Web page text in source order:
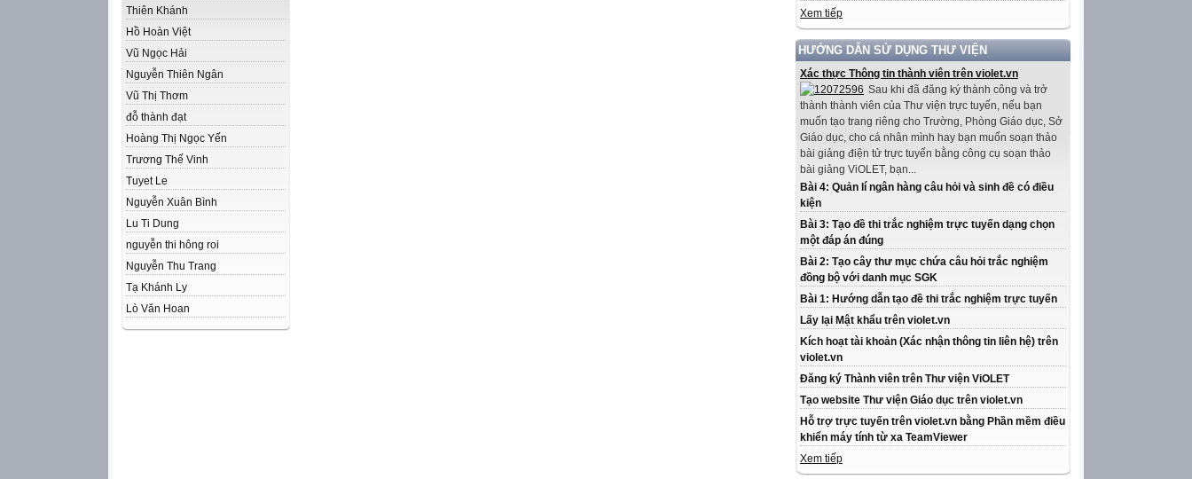
Thiên Khánh
Hồ Hoàn Việt
Vũ Ngọc Hải
Nguyễn Thiên Ngân
Vũ Thị Thơm
đỗ thành đạt
Hoàng Thị Ngọc Yến
Trương Thế Vinh
Tuyet Le
Nguyễn Xuân Bình
Lu Ti Dung
nguyễn thi hông roi
Nguyễn Thu Trang
Tạ Khánh Ly
Lò Văn Hoan
Xem tiếp
HƯỚNG DẪN SỬ DỤNG THƯ VIỆN
Xác thực Thông tin thành viên trên violet.vn
Sau khi đã đăng ký thành công và trở
thành thành viên của Thư viện trực tuyến, nếu bạn
muốn tạo trang riêng cho Trường, Phòng Giáo dục, Sở
Giáo dục, cho cá nhân mình hay bạn muốn soạn thảo
bài giảng điện tử trực tuyến bằng công cụ soạn thảo
bài giảng ViOLET, bạn...
Bài 4: Quản lí ngân hàng câu hỏi và sinh đề có điều
kiện
Bài 3: Tạo đề thi trắc nghiệm trực tuyến dạng chọn
một đáp án đúng
Bài 2: Tạo cây thư mục chứa câu hỏi trắc nghiệm
đồng bộ với danh mục SGK
Bài 1: Hướng dẫn tạo đề thi trắc nghiệm trực tuyến
Lấy lại Mật khẩu trên violet.vn
Kích hoạt tài khoản (Xác nhận thông tin liên hệ) trên
violet.vn
Đăng ký Thành viên trên Thư viện ViOLET
Tạo website Thư viện Giáo dục trên violet.vn
Hỗ trợ trực tuyến trên violet.vn bằng Phần mềm điều
khiển máy tính từ xa TeamViewer
Xem tiếp